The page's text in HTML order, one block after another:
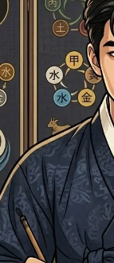
소비 문제
습니다. 기
에너지 사
지로 운영되